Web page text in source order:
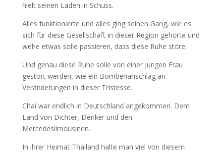
hielt seinen Laden in Schuss.
Alles funktionierte und alles ging seinen Gang, wie es
sich für diese Gesellschaft in dieser Region gehörte und
wehe etwas solle passieren, dass diese Ruhe störe.
Und genau diese Ruhe solle von einer jungen Frau
gestört werden, wie ein Bombenanschlag an
Veränderungen in dieser Tristesse.
Chai war endlich in Deutschland angekommen. Dem
Land von Dichter, Denker und den
Mercedeslimousinen.
In ihrer Heimat Thailand halte man viel von diesem